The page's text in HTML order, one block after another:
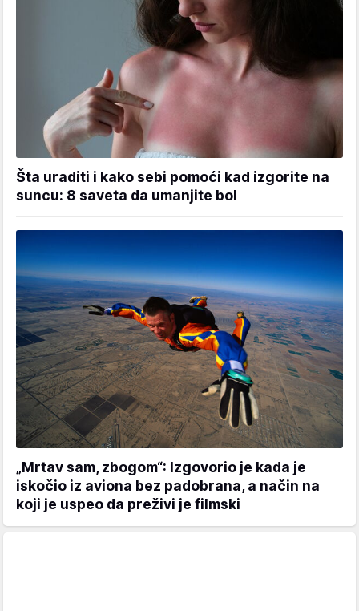
Šta uraditi i kako sebi pomoći kad izgorite na
suncu: 8 saveta da umanjite bol
„Mrtav sam, zbogom“: Izgovorio je kada je
iskočio iz aviona bez padobrana, a način na
koji je uspeo da preživi je filmski